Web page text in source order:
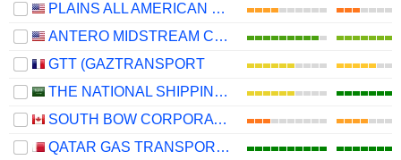
PLAINS ALL AMERICAN PIPELINE, L.P.
ANTERO MIDSTREAM CORPORATION
GTT (GAZTRANSPORT
THE NATIONAL SHIPPING COMPANY OF SAUDI ARABIA
SOUTH BOW CORPORATION
QATAR GAS TRANSPORT COMPANY LIMITED (NAKILAT) (QPSC)